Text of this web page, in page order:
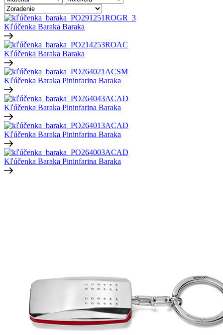
Kľúčenka Baraka Baraka
Kľúčenka Baraka Baraka
Kľúčenka Baraka Pininfarina Baraka
Kľúčenka Baraka Pininfarina Baraka
Kľúčenka Baraka Pininfarina Baraka
Kľúčenka Baraka Pininfarina Baraka